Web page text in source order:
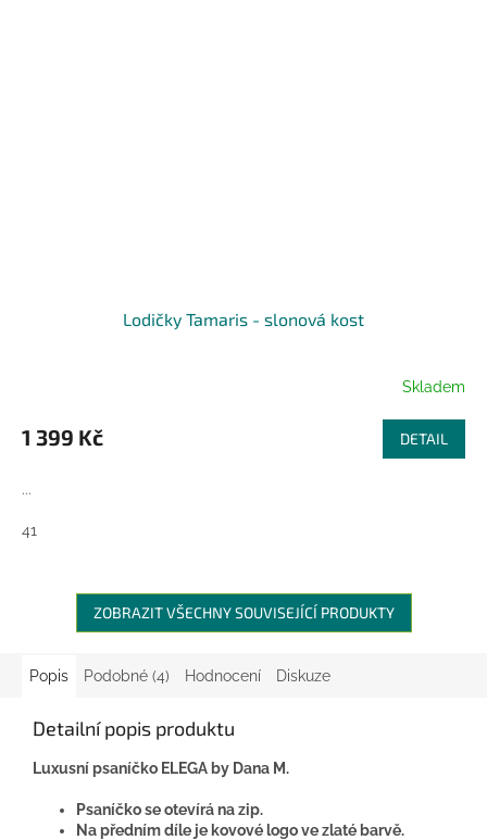
Lodičky Tamaris - slonová kost
Skladem
1 399 Kč DETAIL
...
41
ZOBRAZIT VŠECHNY SOUVISEJÍCÍ PRODUKTY
Popis Podobné (4) Hodnocení Diskuze
Detailní popis produktu
Luxusní psaníčko ELEGA by Dana M.
Psaníčko se otevírá na zip.
Na předním díle je kovové logo ve zlaté barvě.